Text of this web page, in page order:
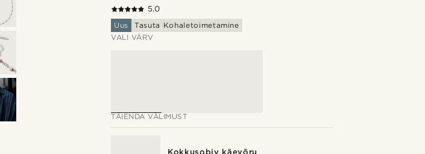
5.0
Uus
Tasuta Kohaletoimetamine
VALI VÄRV
TÄIENDA VÄLIMUST
Kokkusobiv käevõru